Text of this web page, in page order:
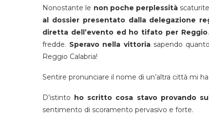
Nonostante le non poche perplessità
al dossier presentato dalla delegazione
diretta dell’evento ed ho tifato per Reggio
fredde. Speravo nella vittoriasapendo
Reggio Calabria!
Sentire pronunciare il nome di un’altra città mi
D’istinto ho scritto cosa stavo provando
sentimento di scoramento pervasivo e forte.